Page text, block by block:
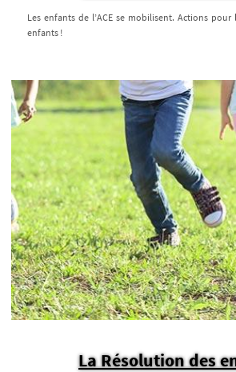
Les enfants de l’ACE se mobilisent. Actions
enfants !
La Résolution des